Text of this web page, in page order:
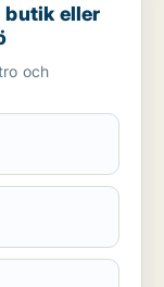
butik eller
och